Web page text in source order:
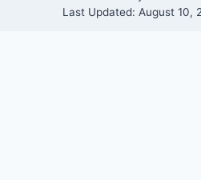
Last Updated: August 10,